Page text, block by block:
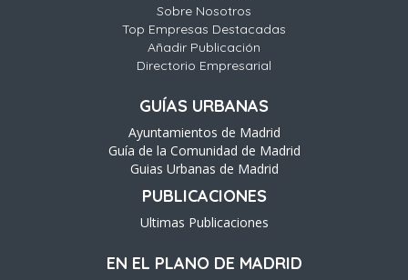
Sobre Nosotros
Top Empresas Destacadas
Añadir Publicación
Directorio Empresarial
GUÍAS URBANAS
Ayuntamientos de Madrid
Guía de la Comunidad de Madrid
Guias Urbanas de Madrid
PUBLICACIONES
Ultimas Publicaciones
EN EL PLANO DE MADRID